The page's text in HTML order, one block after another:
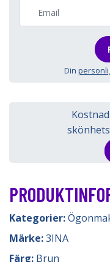
Din
Kategorier:
Märke:3INA
Färg: Brun